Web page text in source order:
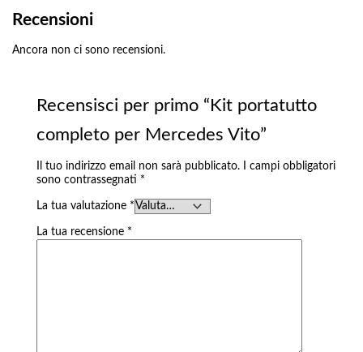
Recensioni
Ancora non ci sono recensioni.
Recensisci per primo “Kit portatutto
completo per Mercedes Vito”
Il tuo indirizzo email non sarà pubblicato.
I campi obbligatori
sono contrassegnati *
La tua valutazione *
La tua recensione *